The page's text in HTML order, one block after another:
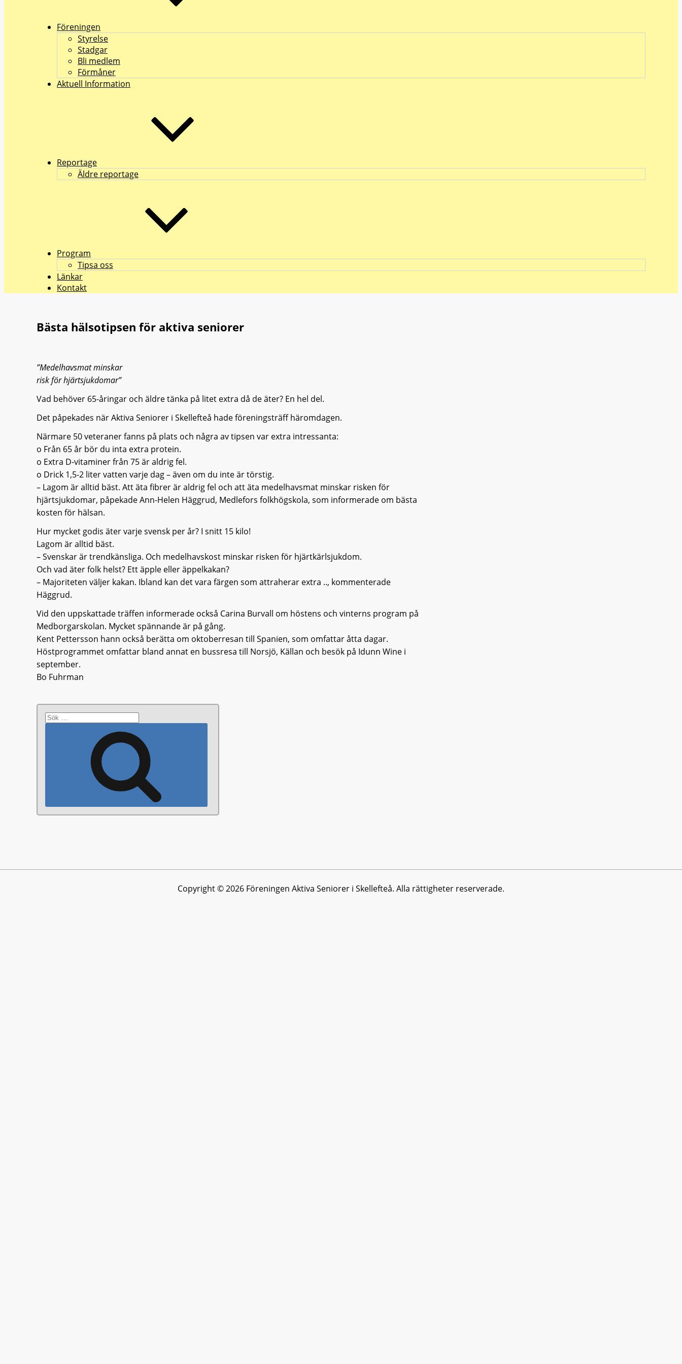
Föreningen
Styrelse
Stadgar
Bli medlem
Förmåner
Aktuell Information
Reportage
Äldre reportage
Program
Tipsa oss
Länkar
Kontakt
Bästa hälsotipsen för aktiva seniorer
”Medelhavsmat minskar
risk för hjärtsjukdomar”
Vad behöver 65-åringar och äldre tänka på litet extra då de äter? En hel del.
Det påpekades när Aktiva Seniorer i Skellefteå hade föreningsträff häromdagen.
Närmare 50 veteraner fanns på plats och några av tipsen var extra intressanta:
o Från 65 år bör du inta extra protein.
o Extra D-vitaminer från 75 är aldrig fel.
o Drick 1,5-2 liter vatten varje dag – även om du inte är törstig.
– Lagom är alltid bäst. Att äta fibrer är aldrig fel och att äta medelhavsmat minskar risken för
hjärtsjukdomar, påpekade Ann-Helen Häggrud, Medlefors folkhögskola, som informerade om bästa
kosten för hälsan.
Hur mycket godis äter varje svensk per år? I snitt 15 kilo!
Lagom är alltid bäst.
– Svenskar är trendkänsliga. Och medelhavskost minskar risken för hjärtkärlsjukdom.
Och vad äter folk helst? Ett äpple eller äppelkakan?
– Majoriteten väljer kakan. Ibland kan det vara färgen som attraherar extra .., kommenterade
Häggrud.
Vid den uppskattade träffen informerade också Carina Burvall om höstens och vinterns program på
Medborgarskolan. Mycket spännande är på gång.
Kent Pettersson hann också berätta om oktoberresan till Spanien, som omfattar åtta dagar.
Höstprogrammet omfattar bland annat en bussresa till Norsjö, Källan och besök på Idunn Wine i
september.
Bo Fuhrman
Sök
efter:
Copyright © 2026 Föreningen Aktiva Seniorer i Skellefteå. Alla rättigheter reserverade.